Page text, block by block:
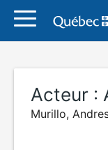
Acteur :
Murillo,